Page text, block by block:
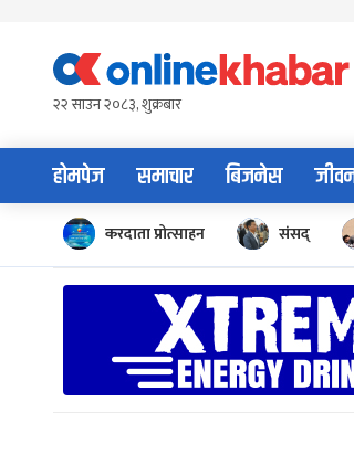
content२२ साउन २०८३, शुक्रबार
होमपेज समाचार बिजनेस
करदाता प्रोत्साहन संसद्